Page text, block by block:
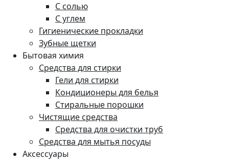
С солью
С углем
Гигиенические прокладки
Зубные щетки
Бытовая химия
Средства для стирки
Гели для стирки
Кондиционеры для белья
Стиральные порошки
Чистящие средства
Средства для очистки труб
Средства для мытья посуды
Аксессуары